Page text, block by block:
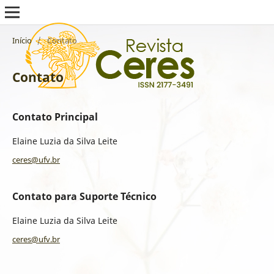
Início / Contato
Contato
Contato Principal
Elaine Luzia da Silva Leite
ceres@ufv.br
Contato para Suporte Técnico
Elaine Luzia da Silva Leite
ceres@ufv.br